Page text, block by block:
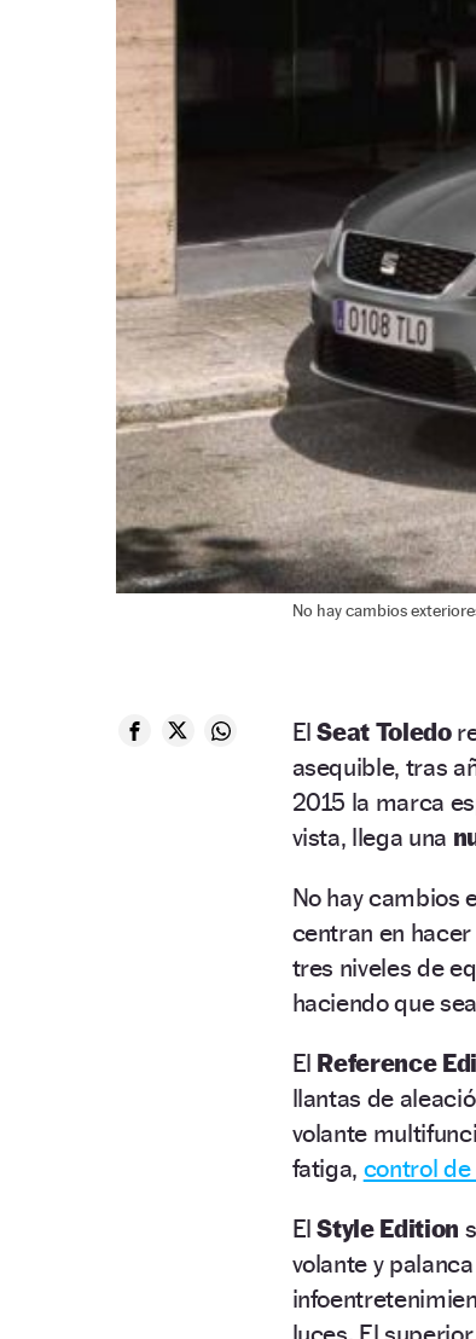
No hay cambios
ElSeat Toledo
asequible, tras
2015 la marca
vista, llega una
No hay cambios
centran en
tres niveles de
haciendo que
El Reference
llantas de
volante
fatiga, control
ElStyle Edition
volante y